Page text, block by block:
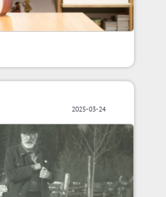
2025-03-24